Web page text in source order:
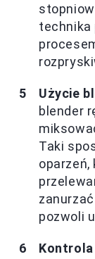
technika
Użycie
blender
Taki
pozwoli
Kontrola